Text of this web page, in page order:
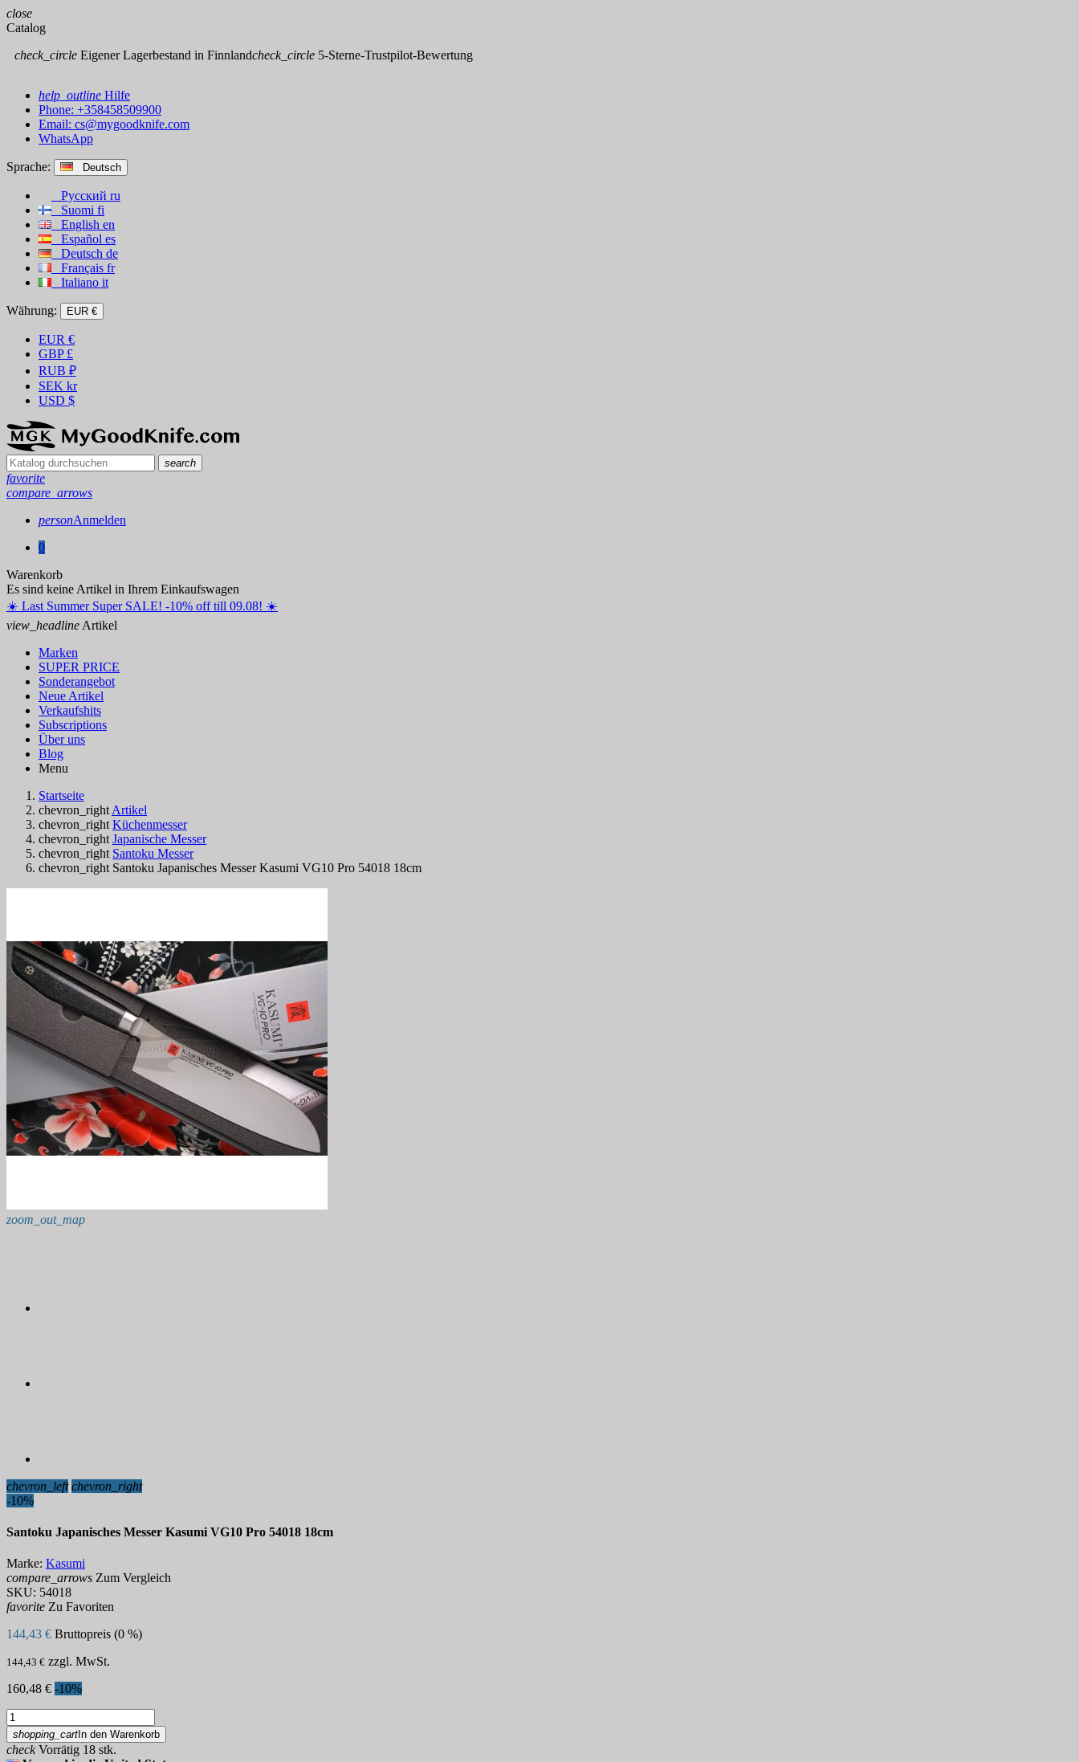
close
Catalog
check_circle Eigener Lagerbestand in Finnlandcheck_circle 5-Sterne-Trustpilot-Bewertung
help_outline Hilfe
Phone: +358458509900
Email: cs@mygoodknife.com
WhatsApp
Sprache: Deutsch
Русский ru
Suomi fi
English en
Español es
Deutsch de
Français fr
Italiano it
Währung: EUR €
EUR €
GBP £
RUB ₽
SEK kr
USD $
search
favorite
compare_arrows
personAnmelden
0
Warenkorb
Es sind keine Artikel in Ihrem Einkaufswagen
☀️ ️Last Summer Super SALE! -10% off till 09.08! ☀️
view_headline Artikel
Marken
SUPER PRICE
Sonderangebot
Neue Artikel
Verkaufshits
Subscriptions
Über uns
Blog
Menu
Startseite
chevron_right Artikel
chevron_right Küchenmesser
chevron_right Japanische Messer
chevron_right Santoku Messer
chevron_right Santoku Japanisches Messer Kasumi VG10 Pro 54018 18cm
zoom_out_map
chevron_left chevron_right
-10%
Santoku Japanisches Messer Kasumi VG10 Pro 54018 18cm
Marke: Kasumi
compare_arrows Zum Vergleich
SKU: 54018
favorite Zu Favoriten
144,43 € Bruttopreis (0 %)
144,43 € zzgl. MwSt.
160,48 € -10%
shopping_cart In den Warenkorb
checkVorrätig 18 stk.